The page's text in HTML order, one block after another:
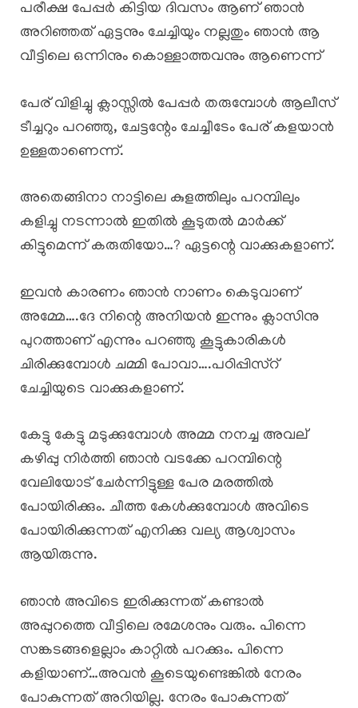
പരീക്ഷ പേപ്പർ കിട്ടിയ ദിവസം ആണ് ഞാൻ
അറിഞ്ഞത് ഏട്ടനും ചേച്ചിയും നല്ലതും ഞാൻ ആ
വീട്ടിലെ ഒന്നിനും കൊള്ളാത്തവനും ആണെന്ന്
പേര് വിളിച്ചു ക്ലാസ്സിൽ പേപ്പർ തരുമ്പോൾ ആലീസ്
ടീച്ചറും പറഞ്ഞു, ചേട്ടന്റേം ചേച്ചീടേം പേര് കളയാൻ
ഉള്ളതാണെന്ന്.
അതെങ്ങിനാ നാട്ടിലെ കുളത്തിലും പറമ്പിലും
കളിച്ചു നടന്നാൽ ഇതിൽ കൂടുതൽ മാർക്ക്‌
കിട്ടുമെന്ന് കരുതിയോ…? ഏട്ടന്റെ വാക്കുകളാണ്.
ഇവൻ കാരണം ഞാൻ നാണം കെടുവാണ്
അമ്മേ….ദേ നിന്റെ അനിയൻ ഇന്നും ക്ലാസിനു
പുറത്താണ് എന്നും പറഞ്ഞു കൂട്ടുകാരികൾ
ചിരിക്കുമ്പോൾ ചമ്മി പോവാ….പഠിപ്പിസ്റ്
ചേച്ചിയുടെ വാക്കുകളാണ്.
കേട്ടു കേട്ടു മടുക്കുമ്പോൾ അമ്മ നനച്ച അവല്
കഴിപ്പു നിർത്തി ഞാൻ വടക്കേ പറമ്പിന്റെ
വേലിയോട് ചേർന്നിട്ടുള്ള പേര മരത്തിൽ
പോയിരിക്കും. ചീത്ത കേൾക്കുമ്പോൾ അവിടെ
പോയിരിക്കുന്നത് എനിക്കു വല്യ ആശ്വാസം
ആയിരുന്നു.
ഞാൻ അവിടെ ഇരിക്കുന്നത് കണ്ടാൽ
അപ്പുറത്തെ വീട്ടിലെ രമേശനും വരും. പിന്നെ
സങ്കടങ്ങളെല്ലാം കാറ്റിൽ പറക്കും. പിന്നെ
കളിയാണ്…അവൻ കൂടെയുണ്ടെങ്കിൽ നേരം
പോകുന്നത് അറിയില്ല. നേരം പോകുന്നത്